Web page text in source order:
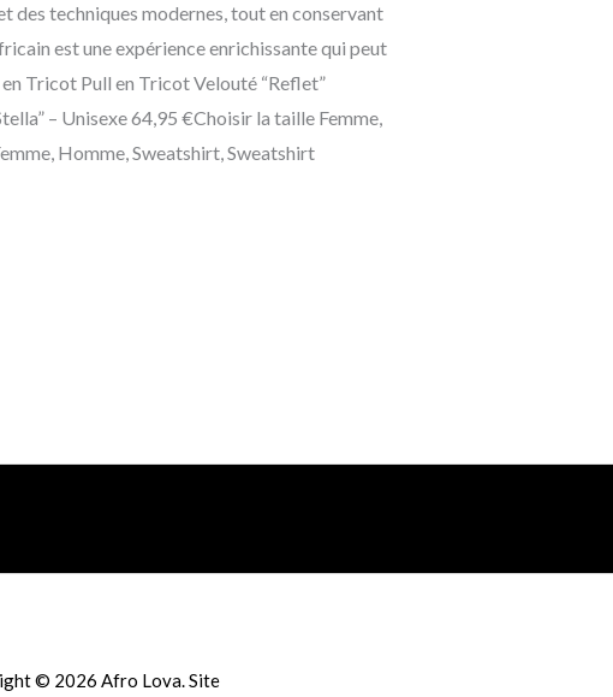
des techniques modernes, tout en conservant
est une expérience enrichissante qui peut
Tricot Pull en Tricot Velouté “Reflet”
– Unisexe 64,95 €Choisir la taille Femme,
Homme, Sweatshirt, Sweatshirt
© 2026 Afro Lova. Site